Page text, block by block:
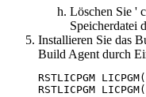
Löschen Sie '
Speicherdatei
Installieren Sie das
Build Agent durch
RSTLICPGM
RSTLICPGM